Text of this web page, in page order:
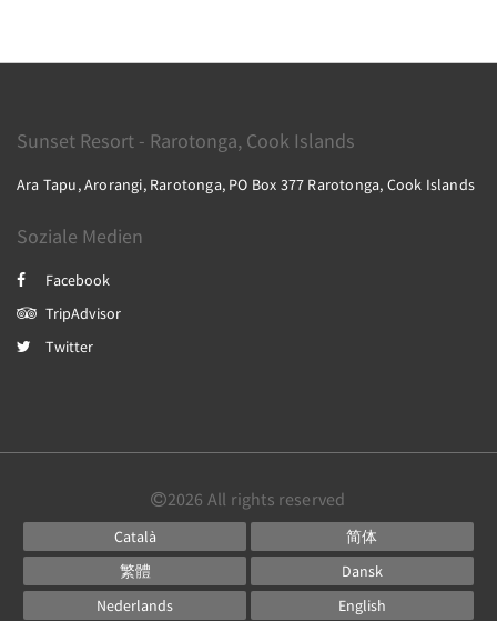
Sunset Resort - Rarotonga, Cook Islands
Ara Tapu, Arorangi, Rarotonga, PO Box 377 Rarotonga, Cook Islands
Soziale Medien
Facebook
TripAdvisor
Twitter
2026 All rights reserved
Català
简体
繁體
Dansk
Nederlands
English